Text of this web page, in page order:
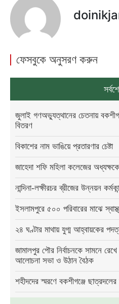
ফেসবুকে অনুসরণ করুন
জুলাই গণঅভ্যুত্থানের চেতনায়
বিতরণ
বিকাশের নাম ভাঙিয়ে প্রতারণার চেষ্টা
জাহেদা শফি মহিলা কলেজের
নান্দিনা-লক্ষীরচর ব্রীজের উন্নয়ন
ইসলামপুরে ৫০০ পরিবারের মাঝে
২৪ ঘণ্টার মাথায় যুগ্ম আহ্বায়কের
জামালপুর পৌর নির্বাচনকে সামনে
আলোচনা সভা ও উঠান বৈঠক
শহীদদের স্মরণে বকশীগঞ্জে